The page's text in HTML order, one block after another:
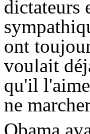
dictateurs
ont
voulait
qu'il
ne
Obama